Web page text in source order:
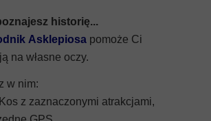
historię...
Asklepiosa pomoże Ci
na własne oczy.
w nim:
z zaznaczonymi atrakcjami,